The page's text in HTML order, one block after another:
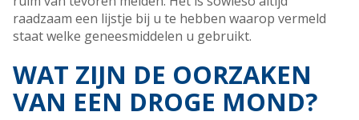
raadzaam een lijstje bij u te hebben waarop vermeld
staat welke geneesmiddelen u gebruikt.
WAT ZIJN DE OORZAKEN
VAN EEN DROGE MOND?